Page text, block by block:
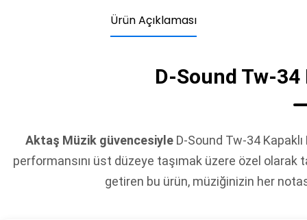
Ürün Açıklaması
D-Sound Tw-34
Aktaş Müzik güvencesiyle D-Sound Tw-34
performansını üst düzeye taşımak üzere özel olarak
getiren bu ürün, müziğinizin her